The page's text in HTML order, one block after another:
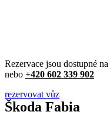
Rezervace jsou dostupné na
nebo +420 602 339 902
rezervovat vůz
Škoda Fabia